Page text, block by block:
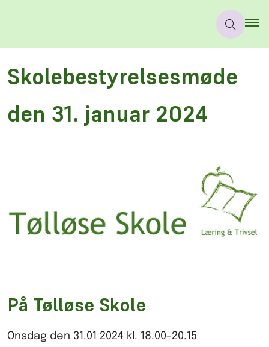
Skolebestyrelsesmøde
den 31. januar 2024
På Tølløse Skole
Onsdag den 31.01 2024 kl. 18.00-20.15